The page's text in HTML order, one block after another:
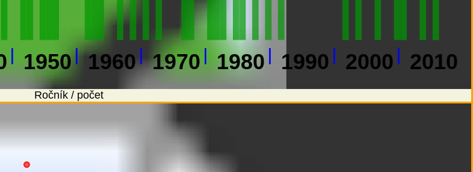
1950 1960 1970 1980 1990 2000 2010
Ročník / počet